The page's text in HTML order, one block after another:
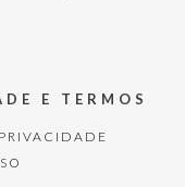
E TERMOS